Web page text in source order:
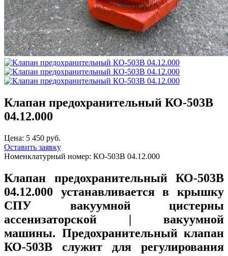
Клапан предохранительный КО-503В
04.12.000
Цена: 5 450 руб.
Оставить заявку
Номенклатурный номер: КО-503В 04.12.000
Клапан предохранительный КО-503В
04.12.000 устанавливается в крышку
СПУ вакуумной цистерны
ассенизаторской | вакуумной
машины. Предохранительный клапан
КО-503В служит для регулирования